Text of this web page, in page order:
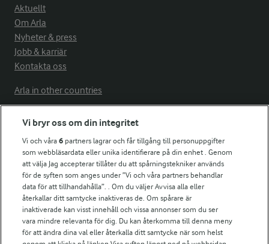
Aktuellt
Om Arla
Nyheter & press
Jobb & karriär
Kontakta oss
Arla in other countries
För ägare
Arlas kundportal
Arla.com
Falbygdens Ost
Arla webbshop
Bildbank
Vi bryr oss om din integritet
Vi och våra6 partners lagrar och får tillgång till personuppgifter
som webbläsardata eller unika identifierare på din enhet . Genom
att välja Jag accepterar tillåter du att spårningstekniker används
för de syften som anges under ”Vi och våra partners behandlar
data för att tillhandahålla”. . Om du väljer Avvisa alla eller
återkallar ditt samtycke inaktiveras de. Om spårare är
inaktiverade kan visst innehåll och vissa annonser som du ser
vara mindre relevanta för dig. Du kan återkomma till denna meny
för att ändra dina val eller återkalla ditt samtycke när som helst